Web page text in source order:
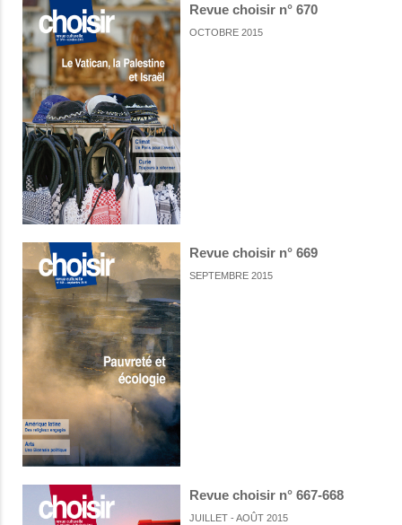
Revue choisir n° 670
OCTOBRE 2015
Revue choisir n° 669
SEPTEMBRE 2015
Revue choisir n° 667-668
JUILLET - AOÛT 2015